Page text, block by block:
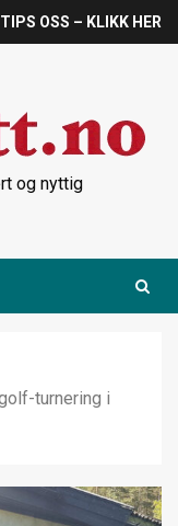
TIPS OSS – KLIKK HER
og nyttig
turnering i